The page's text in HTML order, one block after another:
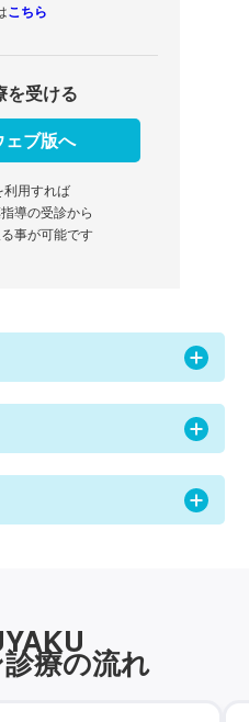
こちら
を受ける
ブ版へ
利用すれば
導の受診から
事が可能です
療の流れ